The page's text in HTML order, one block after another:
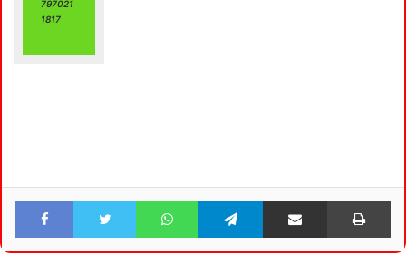
797021
1817
Facebook Twitter WhatsApp Telegram Share via Email